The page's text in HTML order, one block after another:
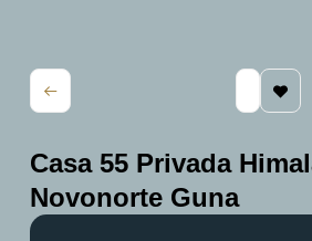
Casa 55 Privada
Novonorte Guna